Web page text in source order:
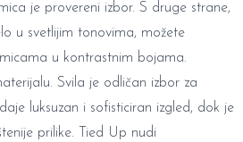
je provereni izbor. S druge strane,
u svetlijim tonovima, možete
u kontrastnim bojama.
Svila je odličan izbor za
luksuzan i sofisticiran izgled, dok je
prilike. Tied Up nudi